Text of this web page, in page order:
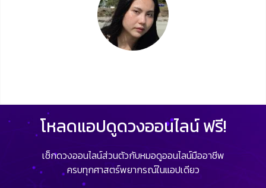
โหลดแอปดูดวงออนไลน์ ฟรี!
เช็กดวงออนไลน์ส่วนตัวกับหมอดูออนไลน์มืออาชีพ
ครบทุกศาสตร์พยากรณ์ในแอปเดียว